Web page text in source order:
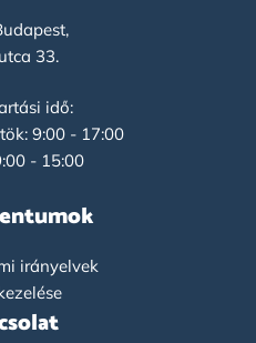
33.
idő:
9:00 - 17:00
- 15:00
irányelvek